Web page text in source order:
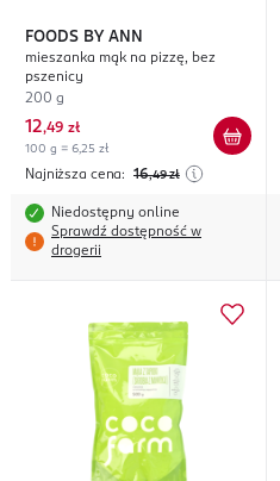
FOODS BY ANN
mieszanka mąk na pizzę, bez
pszenicy
200 g
12,49 zł
100 g = 6,25 zł
Najniższa cena: 16,49 zł
Niedostępny online
Sprawdź dostępność w
drogerii